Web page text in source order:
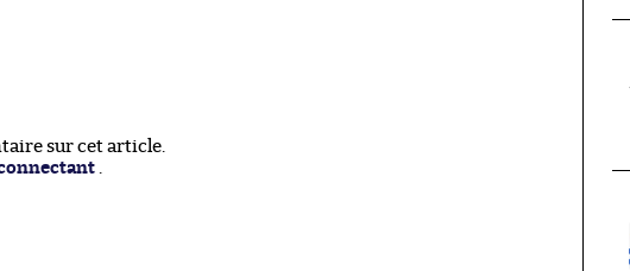
sur cet article.
.